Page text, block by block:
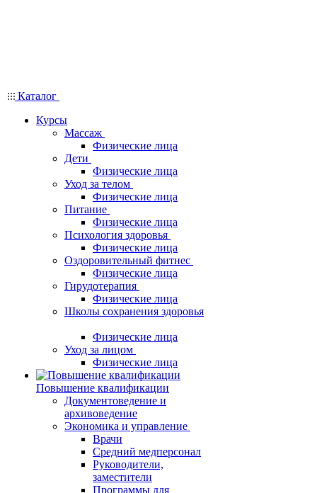
Каталог
Курсы
Массаж
Физические лица
Дети
Физические лица
Уход за телом
Физические лица
Питание
Физические лица
Психология здоровья
Физические лица
Оздоровительный фитнес
Физические лица
Гирудотерапия
Физические лица
Школы сохранения здоровья
Физические лица
Уход за лицом
Физические лица
Повышение квалификации
Документоведение и
архивоведение
Экономика и управление
Врачи
Средний медперсонал
Руководители,
заместители
Программы для